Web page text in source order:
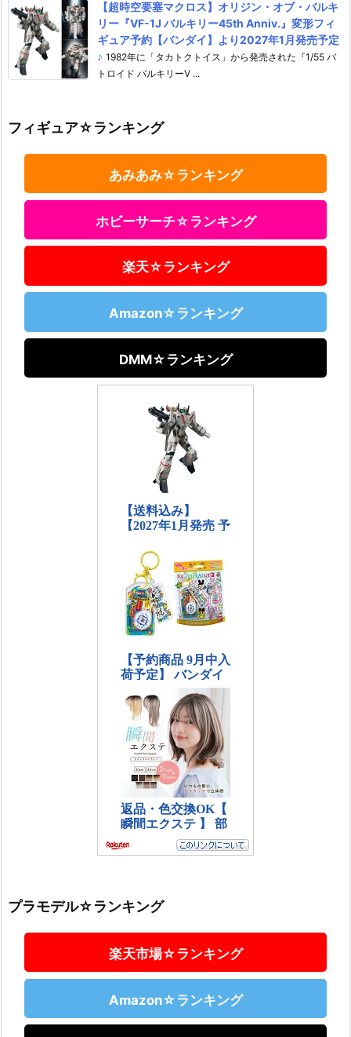
【超時空要塞マクロス】オリジン・オブ・バルキ
リー『VF-1J バルキリー45th Anniv.』変形フィ
ギュア予約【バンダイ】より2027年1月発売予定
♪ 1982年に「タカトクトイス」から発売された『1/55 バ
トロイド バルキリーV ...
フィギュア☆ランキング
あみあみ☆ランキング
ホビーサーチ☆ランキング
楽天☆ランキング
Amazon☆ランキング
DMM☆ランキング
プラモデル☆ランキング
楽天市場☆ランキング
Amazon☆ランキング